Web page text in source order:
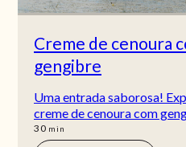
Creme de cenoura
gengibre
Uma entrada saborosa!
creme de cenoura com
30min
min